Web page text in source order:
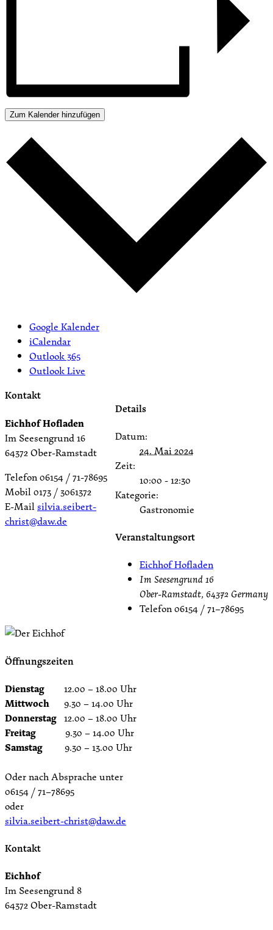
Zum Kalender hinzufügen
Google Kalender
iCalendar
Outlook 365
Outlook Live
Details
Datum:
24. Mai 2024
Zeit:
10:00 - 12:30
Kategorie:
Gastronomie
Veranstaltungsort
Eichhof Hofladen
Im Seesengrund 16
Ober-Ramstadt, 64372 Germany
Telefon06154 / 71–78695
Kontakt
Eichhof Hofladen
Im Seesengrund 16
64372 Ober-Ramstadt
Telefon 06154 / 71-78695
Mobil 0173 / 3061372
E-Mailsilvia.seibert-
christ@daw.de
Öffnungszeiten
Dienstag 12.00 – 18.00 Uhr
Mittwoch 9.30 – 14.00 Uhr
Donnerstag 12.00 – 18.00 Uhr
Freitag 9.30 – 14.00 Uhr
Samstag 9.30 – 13.00 Uhr
Oder nach Absprache unter
06154 / 71–78695
oder
silvia.seibert-christ@daw.de
Kontakt
Eichhof
Im Seesengrund 8
64372 Ober-Ramstadt